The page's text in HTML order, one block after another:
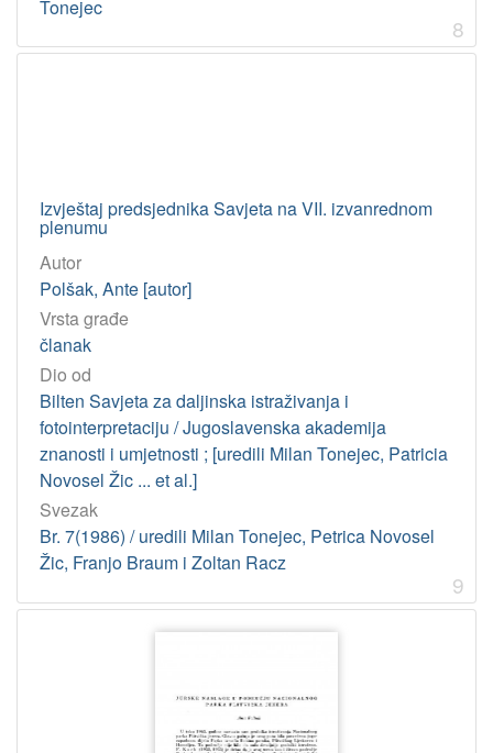
Tonejec
8
Izvještaj predsjednika Savjeta na VII. izvanrednom
plenumu
Autor
Polšak, Ante [autor]
Vrsta građe
članak
Dio od
Bilten Savjeta za daljinska istraživanja i
fotointerpretaciju / Jugoslavenska akademija
znanosti i umjetnosti ; [uredili Milan Tonejec, Patricia
Novosel Žic ... et al.]
Svezak
Br. 7(1986) / uredili Milan Tonejec, Petrica Novosel
Žic, Franjo Braum i Zoltan Racz
9